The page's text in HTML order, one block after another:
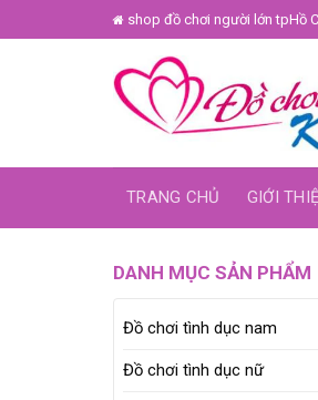
to
shop đồ chơi người lớn tpHồ
TRANG CHỦ GIỚI
DANH MỤC SẢN PHẨM
Đồ chơi tình dục nam
Đồ chơi tình dục nữ